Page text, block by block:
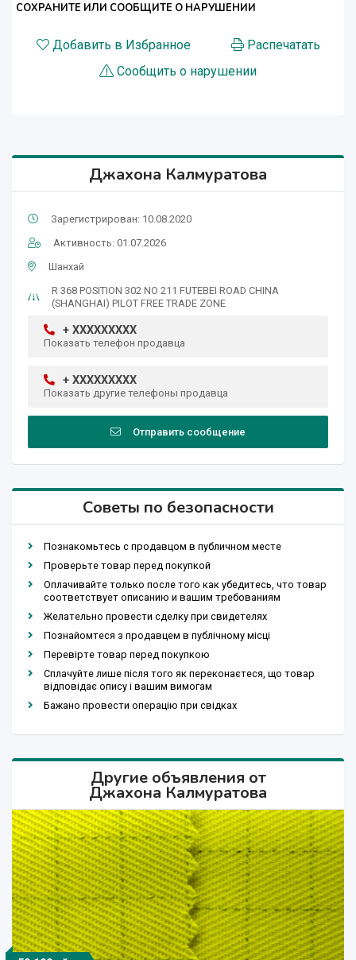
СОХРАНИТЕ ИЛИ СООБЩИТЕ О НАРУШЕНИИ
Добавить в Избранное
Распечатать
Сообщить о нарушении
Джахона Калмуратова
Зарегистрирован: 10.08.2020
Активность: 01.07.2026
Шанхай
R 368 POSITION 302 NO 211 FUTEBEI ROAD CHINA
(SHANGHAI) PILOT FREE TRADE ZONE
+ XXXXXXXXX
Показать телефон продавца
+ XXXXXXXXX
Показать другие телефоны продавца
Отправить сообщение
Советы по безопасности
Познакомьтесь с продавцом в публичном месте
Проверьте товар перед покупкой
Оплачивайте только после того как убедитесь, что товар
соответствует описанию и вашим требованиям
Желательно провести сделку при свидетелях
Познайомтеся з продавцем в публічному місці
Перевірте товар перед покупкою
Сплачуйте лише після того як переконаєтеся, що товар
відповідає опису і вашим вимогам
Бажано провести операцію при свідках
Другие объявления от
Джахона Калмуратова